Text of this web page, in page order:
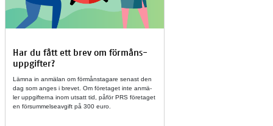
Har du fått ett ­brev om för­måns­
upp­gif­ter?
Läm­na in an­mä­lan om för­månsta­ga­re se­nast den
dag som anges i bre­vet. Om fö­re­ta­get inte an­mä­
ler upp­gif­ter­na inom ut­satt tid, på­för PRS fö­re­ta­get
en för­sum­mel­se­av­gift på 300 euro.